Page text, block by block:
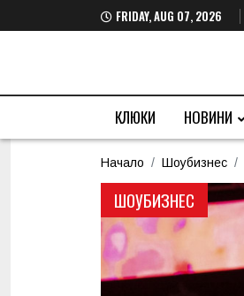
FRIDAY, AUG 07, 2026
КЛЮКИ НОВИНИ
Начало Шоубизнес
ШОУБИЗНЕС